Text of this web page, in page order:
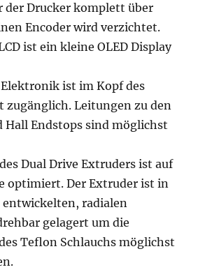
der Drucker komplett über
Encoder wird verzichtet.
ist ein kleine OLED Display
ist im Kopf des
zugänglich. Leitungen zu den
Hall Endstops sind möglichst
Dual Drive Extruders ist auf
optimiert. Der Extruder ist in
entwickelten, radialen
gelagert um die
Teflon Schlauchs möglichst